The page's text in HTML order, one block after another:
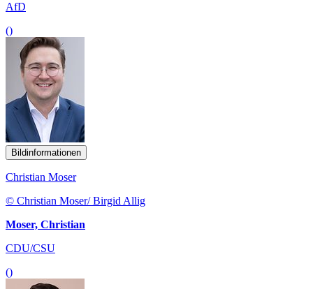
AfD
()
Bildinformationen
Christian Moser
© Christian Moser/ Birgid Allig
Moser, Christian
CDU/CSU
()